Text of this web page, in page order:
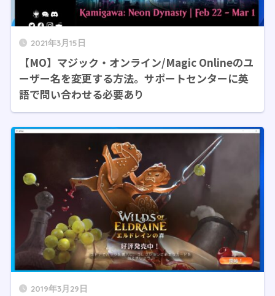
2021年3月15日
【MO】マジック・オンライン/Magic Onlineのユ
ーザー名を変更する方法。サポートセンターに英
語で問い合わせる必要あり
2019年3月29日